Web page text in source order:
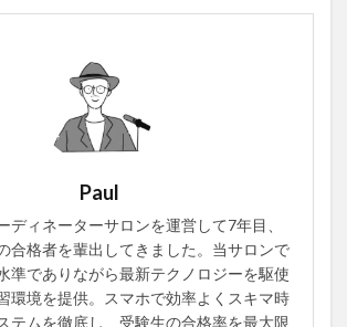
Paul
ディネーターサロンを運営して7年目、
合格者を輩出してきました。当サロンで
準でありながら最新テクノロジーを駆使
環境を提供。スマホで効率よくスキマ時
テムを徹底し、受験生の合格率を最大限